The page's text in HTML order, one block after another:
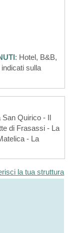
: Hotel, B&B,
sulla
San Quirico - Il
di Frasassi - La
- La
la tua struttura